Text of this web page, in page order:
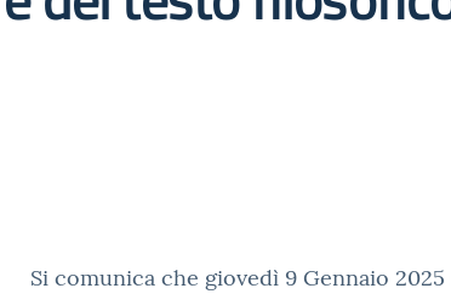
Si comunica che giovedì 9 Gennaio